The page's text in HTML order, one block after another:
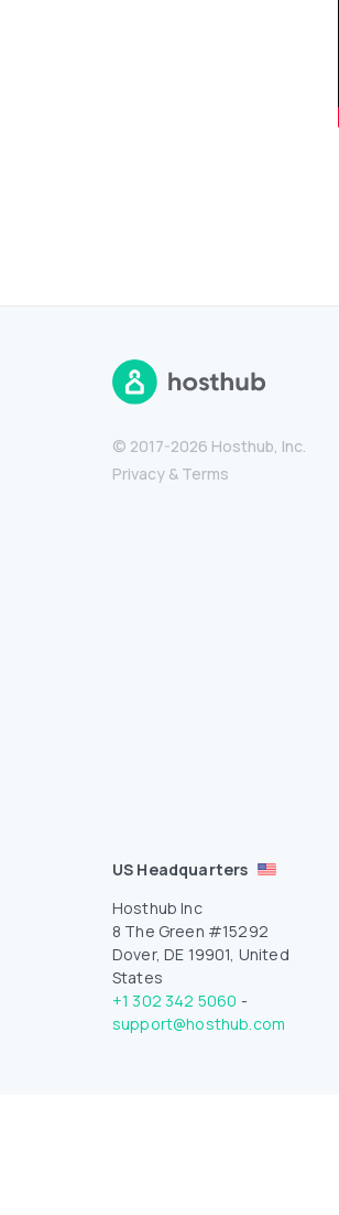
© 2017-2026 Hosthub, Inc.
Privacy & Terms
US Headquarters
Hosthub Inc
8 The Green #15292
Dover, DE 19901, United
States
+1 302 342 5060 -
support@hosthub.com